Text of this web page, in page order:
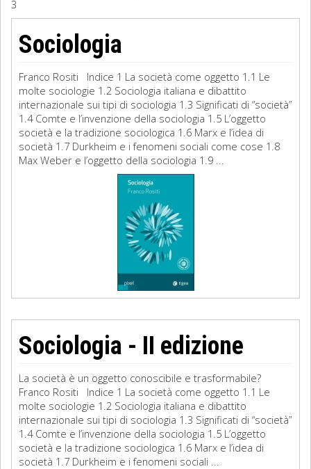
Filosofia
Storia
Matematica
Diritto
3
Sociologia
Franco Rositi Indice 1 La società come oggetto 1.1 Le
molte sociologie 1.2 Sociologia italiana e dibattito
internazionale sui tipi di sociologia 1.3 Significati di “società”
1.4 Comte e l’invenzione della sociologia 1.5 L’oggetto
società e la tradizione sociologica 1.6 Marx e l’idea di
società 1.7 Durkheim e i fenomeni sociali come cose 1.8
Max Weber e l’oggetto della sociologia 1.9 ...
Sociologia - II edizione
La società è un oggetto conoscibile e trasformabile?
Franco Rositi Indice 1 La società come oggetto 1.1 Le
molte sociologie 1.2 Sociologia italiana e dibattito
internazionale sui tipi di sociologia 1.3 Significati di “società”
1.4 Comte e l’invenzione della sociologia 1.5 L’oggetto
società e la tradizione sociologica 1.6 Marx e l’idea di
società 1.7 Durkheim e i fenomeni sociali ...